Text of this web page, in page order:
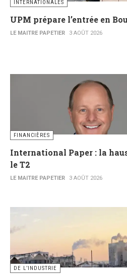
INTERNATIONALES
UPM prépare l’entrée en
LE MAITRE PAPETIER 3 AOÛT 2026
FINANCIÈRES
International Paper : la
le T2
LE MAITRE PAPETIER 3 AOÛT 2026
DE L’INDUSTRIE